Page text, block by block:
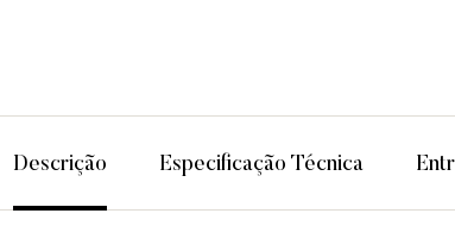
Descrição Especificação Técnica